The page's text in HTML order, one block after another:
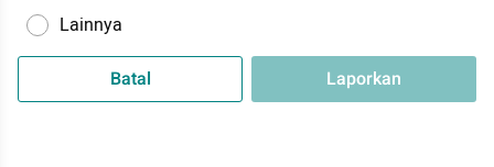
Lainnya
Batal Laporkan